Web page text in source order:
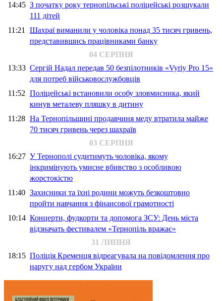
14:45 З початку року тернопільські поліцейські розшукали
111 дітей
11:21 Шахраї виманили у чоловіка понад 35 тисяч гривень,
представившись працівниками банку
04 СЕРПНЯ
13:33 Сергій Надал передав 50 безпілотників «Vyriy Pro 15»
для потреб військовослужбовців
11:52 Поліцейські встановили особу зловмисника, який
кинув металеву пляшку в дитину
11:28 На Тернопільщині продавчиня меду втратила майже
70 тисяч гривень через шахраїв
03 СЕРПНЯ
16:27 У Тернополі судитимуть чоловіка, якому
інкримінують умисне вбивство з особливою
жорстокістю
11:40 Захисники та їхні родини можуть безкоштовно
пройти навчання з фінансової грамотності
10:14 Концерти, фудкорти та допомога ЗСУ: День міста
відзначать фестивалем «Тернопіль вражає»
31 ЛИПНЯ
18:15 Поліція Кременця відреагувала на повідомлення про
наругу над гербом України